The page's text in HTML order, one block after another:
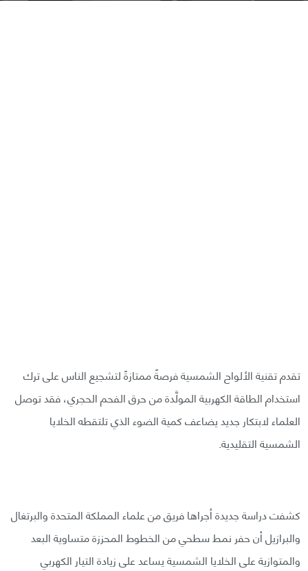
تقدم تقنية الألواح الشمسية فرصةً ممتازةً لتشجيع الناس على ترك
استخدام الطاقة الكهربية المولَّدة من حرق الفحم الحجري، فقد توصل
العلماء لابتكار جديد يضاعف كمية الضوء الذي تلتقطه الخلايا
الشمسية التقليدية.
كشفت دراسة جديدة أجراها فريق من علماء المملكة المتحدة والبرتغال
والبرازيل أن حفر نمط سطحي من الخطوط المحززة متساوية البعد
والمتوازية على الخلايا الشمسية يساعد على زيادة التيار الكهربي